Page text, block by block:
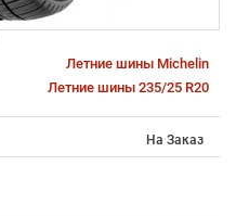
Летние шины Michelin
Летние шины 235/25 R20
На Заказ